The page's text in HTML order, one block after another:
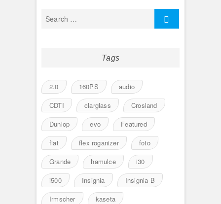
Tags
2.0 160PS
audio
CDTI
clarglass
Crosland
Dunlop
evo
Featured
fiat
flex roganizer
foto
Grande
hamulce
i30
i500
Insignia
Insignia B
Irmscher
kaseta